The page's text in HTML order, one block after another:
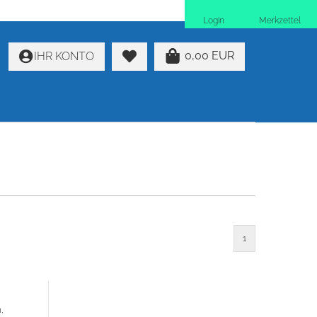
Login Merkzettel
0,00 EUR
IHR KONTO
1